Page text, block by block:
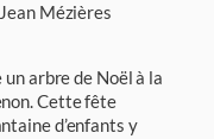
Mézières
un arbre de Noël à la
Cette fête
d’enfants y